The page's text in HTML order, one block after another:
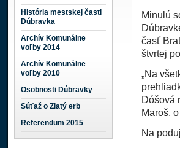
História mestskej časti
Dúbravka
Archív Komunálne
voľby 2014
Archív Komunálne
voľby 2010
Osobnosti Dúbravky
Súťaž o Zlatý erb
Referendum 2015
Minulú
časť
štvrtej
„Na
Dóšová
Maroš,
Na